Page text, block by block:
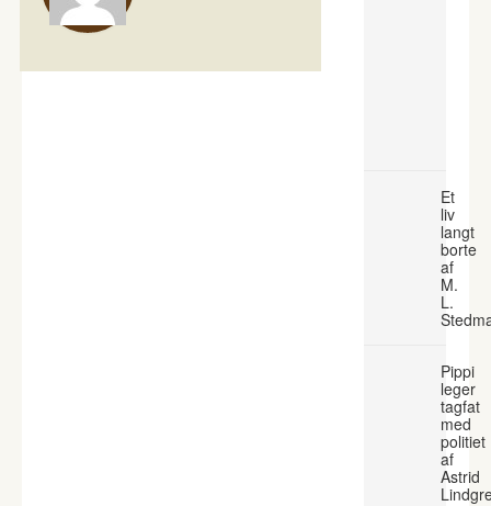
Et
liv
langt
borte
af
M.
L.
Pippi
leger
tagfat
med
politiet
af
Astrid